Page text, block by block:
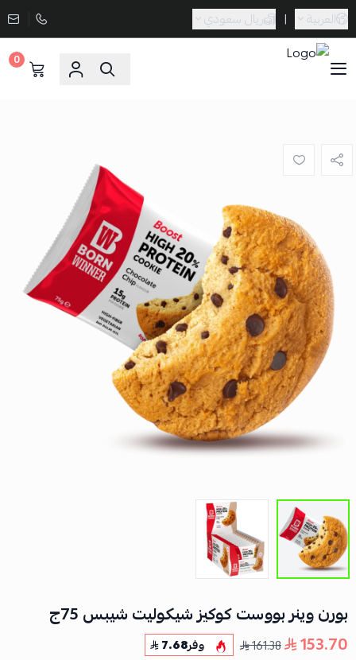
العربية | ريال سعودي
0
بورن وينر بووست كوكيز شيكوليت شيبس 75ج
153.70
161.38 وفر7.68